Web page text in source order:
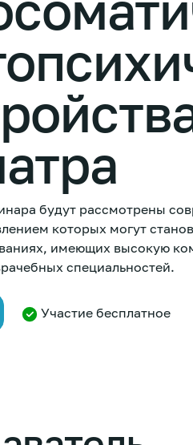
будут рассмотрены
которых могут
имеющих высокую
специальностей.
Участие бесплатное